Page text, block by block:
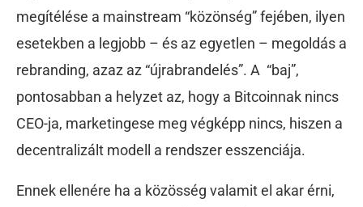
megítélése a mainstream “közönség” fejében, ilyen
esetekben a legjobb – és az egyetlen – megoldás a
rebranding, azaz az “újrabrandelés”. A “baj”,
pontosabban a helyzet az, hogy a Bitcoinnak nincs
CEO-ja, marketingese meg végképp nincs, hiszen a
decentralizált modell a rendszer esszenciája.
Ennek ellenére ha a közösség valamit el akar érni,